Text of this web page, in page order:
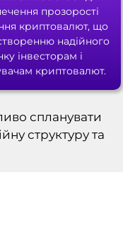
прозорості
криптовалют, що
надійного
інвесторам і
криптовалют.
спланувати
структуру та